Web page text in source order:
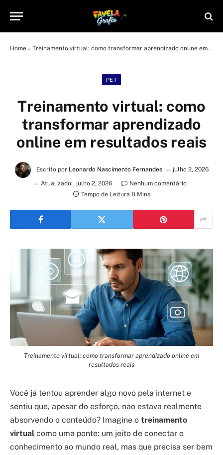
Home » Treinamento virtual: como transformar aprendizado online em resultados reais
PET
Treinamento virtual: como
transformar aprendizado
online em resultados reais
Escrito por Leonardo Nascimento Fernandes
julho 2, 2026
Atualizado:
julho 2, 2026
Nenhum comentário
Tempo de Leitura 8 Mins
Treinamento virtual: como transformar aprendizado online em
resultados reais
Você já tentou aprender algo novo pela internet e
sentiu que, apesar do esforço, não estava realmente
absorvendo o conteúdo? Imagine o treinamento
virtual como uma ponte: um jeito de conectar o
conhecimento ao mundo real, mas que precisa ser bem